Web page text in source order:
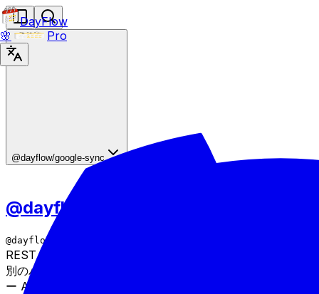
DayFlow
🌸
Pro
@dayflow/google-sync
@dayflow/google-sync
@dayflow/google-sync
REST API v3 に接続します。これは
別のパッケージであり、CalDAV ではなく Google カレンダ
ー API を直接使用します。